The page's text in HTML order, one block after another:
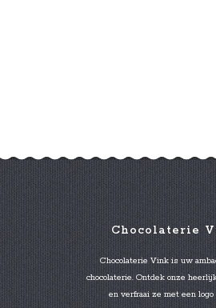
Chocolaterie
Chocolaterie Vink is uw
chocolaterie. Ontdek onze
en verfraai ze met een logo